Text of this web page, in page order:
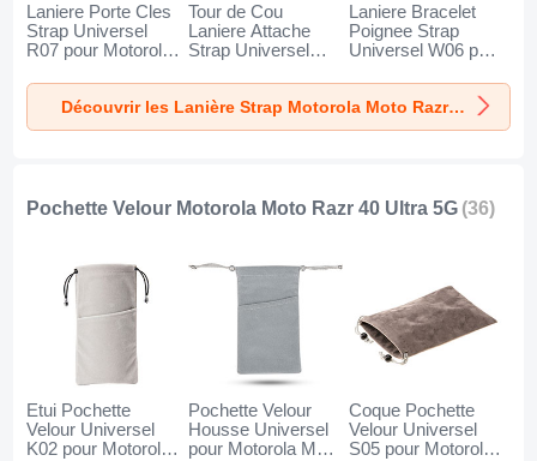
Laniere Porte Cles
Strap Universel
R07 pour Motorola
5G Bleu
Tour de Cou
Laniere Attache
Strap Universel
Moto Razr 40 Ultra
5G Noir
Laniere Bracelet
Poignee Strap
Universel W06 pour
Razr 40 Ultra 5G
Noir
Découvrir les Lanière Strap Motorola Moto Razr 40 Ultra 5G
Pochette Velour Motorola Moto Razr 40 Ultra 5G (36)
Etui Pochette
Velour Universel
K02 pour Motorola
Pochette Velour
Housse Universel
pour Motorola Moto
Coque Pochette
Velour Universel
S05 pour Motorola